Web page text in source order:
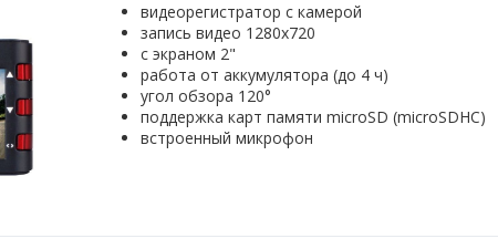
видеорегистратор с камерой
запись видео 1280x720
с экраном 2"
работа от аккумулятора (до 4 ч)
угол обзора 120°
поддержка карт памяти microSD (microSDHC)
встроенный микрофон